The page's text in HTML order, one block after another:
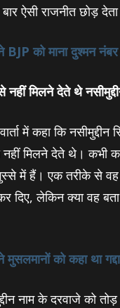
ऐसी राजनीत छोड़
BJP को माना दुश्‍मन
नहीं मिलने देते थे
में कहा कि नसीमुद्दीन
मिलने देते थे। कभी
में हैं। एक तरीके से
कर दिए, लेकिन क्‍या वह
मुसलमानों को कहा था
नाम के दरवाजे को